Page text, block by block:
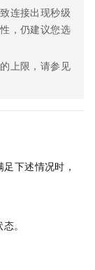
连接出现秒级
，仍建议您选
上限，请参见
下述情况时，
。